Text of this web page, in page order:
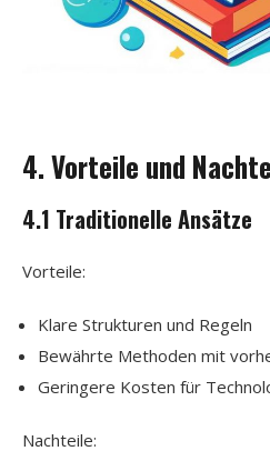
4. Vorteile und
4.1 Traditionelle Ansätze
Vorteile:
Klare Strukturen und Regeln
Bewährte Methoden mit
Geringere Kosten für
Nachteile: